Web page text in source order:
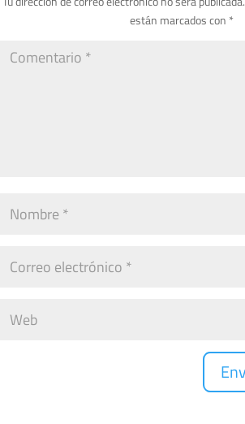
están marcados con *